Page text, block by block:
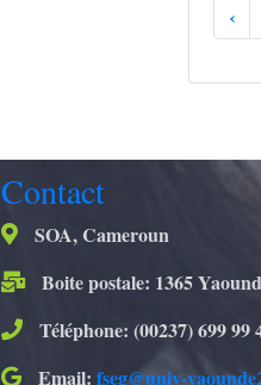
‹
Contact
SOA, Cameroun
Boite postale: 1365
Téléphone: (00237) 699 99
Email: fseg@univ-